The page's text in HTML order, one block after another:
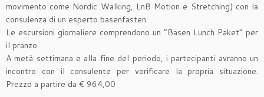
movimento come Nordic Walking, LnB Motion e Stretching) con la
consulenza di un esperto basenfasten.
Le escursioni giornaliere comprendono un “Basen Lunch Paket” per
il pranzo.
A metà settimana e alla fine del periodo, i partecipanti avranno un
incontro con il consulente per verificare la propria situazione.
Prezzo a partire da € 964,00